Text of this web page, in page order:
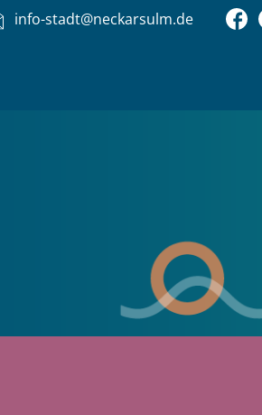
info-stadt@neckarsulm.de